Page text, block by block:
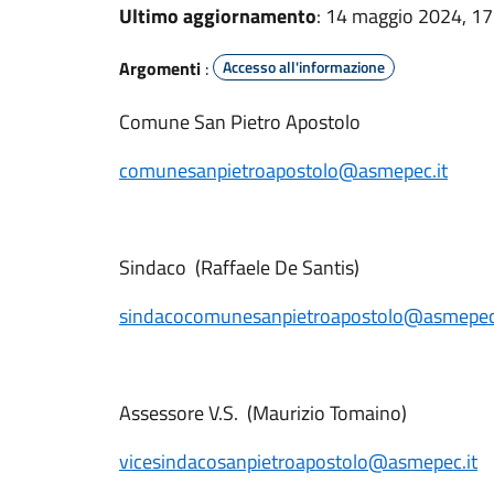
Ultimo aggiornamento: 14 maggio 2024,
Argomenti : Accesso all'informazione
Comune San Pietro Apostolo
comunesanpietroapostolo@asmepec.it
Sindaco (Raffaele De Santis)
Assessore V.S. (Maurizio Tomaino)
vicesindacosanpietroapostolo@asmepec.it